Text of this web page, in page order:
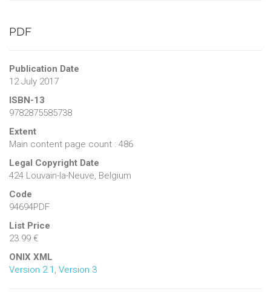
PDF
Publication Date
12 July 2017
ISBN-13
9782875585738
Extent
Main content page count : 486
Legal Copyright Date
424 Louvain-la-Neuve, Belgium
Code
94694PDF
List Price
23.99 €
ONIX XML
Version 2.1 Version 3